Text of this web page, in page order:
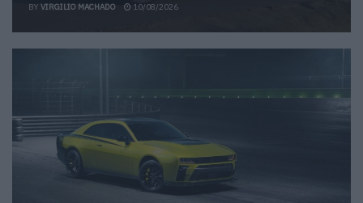
BY VIRGILIO MACHADO 10/08/2026